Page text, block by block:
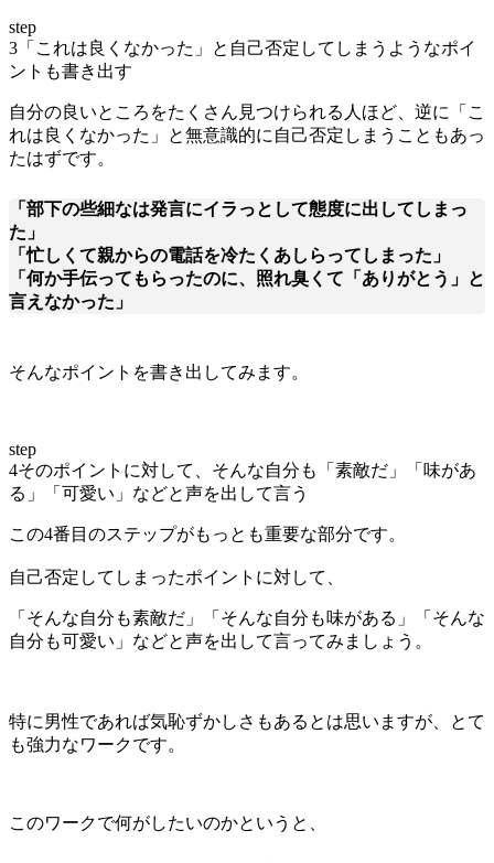
step
3 「これは良くなかった」と自己否定してしまうようなポイ
ントも書き出す
自分の良いところをたくさん見つけられる人ほど、逆に「こ
れは良くなかった」と無意識的に自己否定しまうこともあっ
たはずです。
「部下の些細なは発言にイラっとして態度に出してしまっ
た」
「忙しくて親からの電話を冷たくあしらってしまった」
「何か手伝ってもらったのに、照れ臭くて「ありがとう」と
言えなかった」
そんなポイントを書き出してみます。
step
4そのポイントに対して、そんな自分も「素敵だ」「味があ
る」「可愛い」などと声を出して言う
この4番目のステップがもっとも重要な部分です。
自己否定してしまったポイントに対して、
「そんな自分も素敵だ」「そんな自分も味がある」「そんな
自分も可愛い」などと声を出して言ってみましょう。
特に男性であれば気恥ずかしさもあるとは思いますが、とて
も強力なワークです。
このワークで何がしたいのかというと、